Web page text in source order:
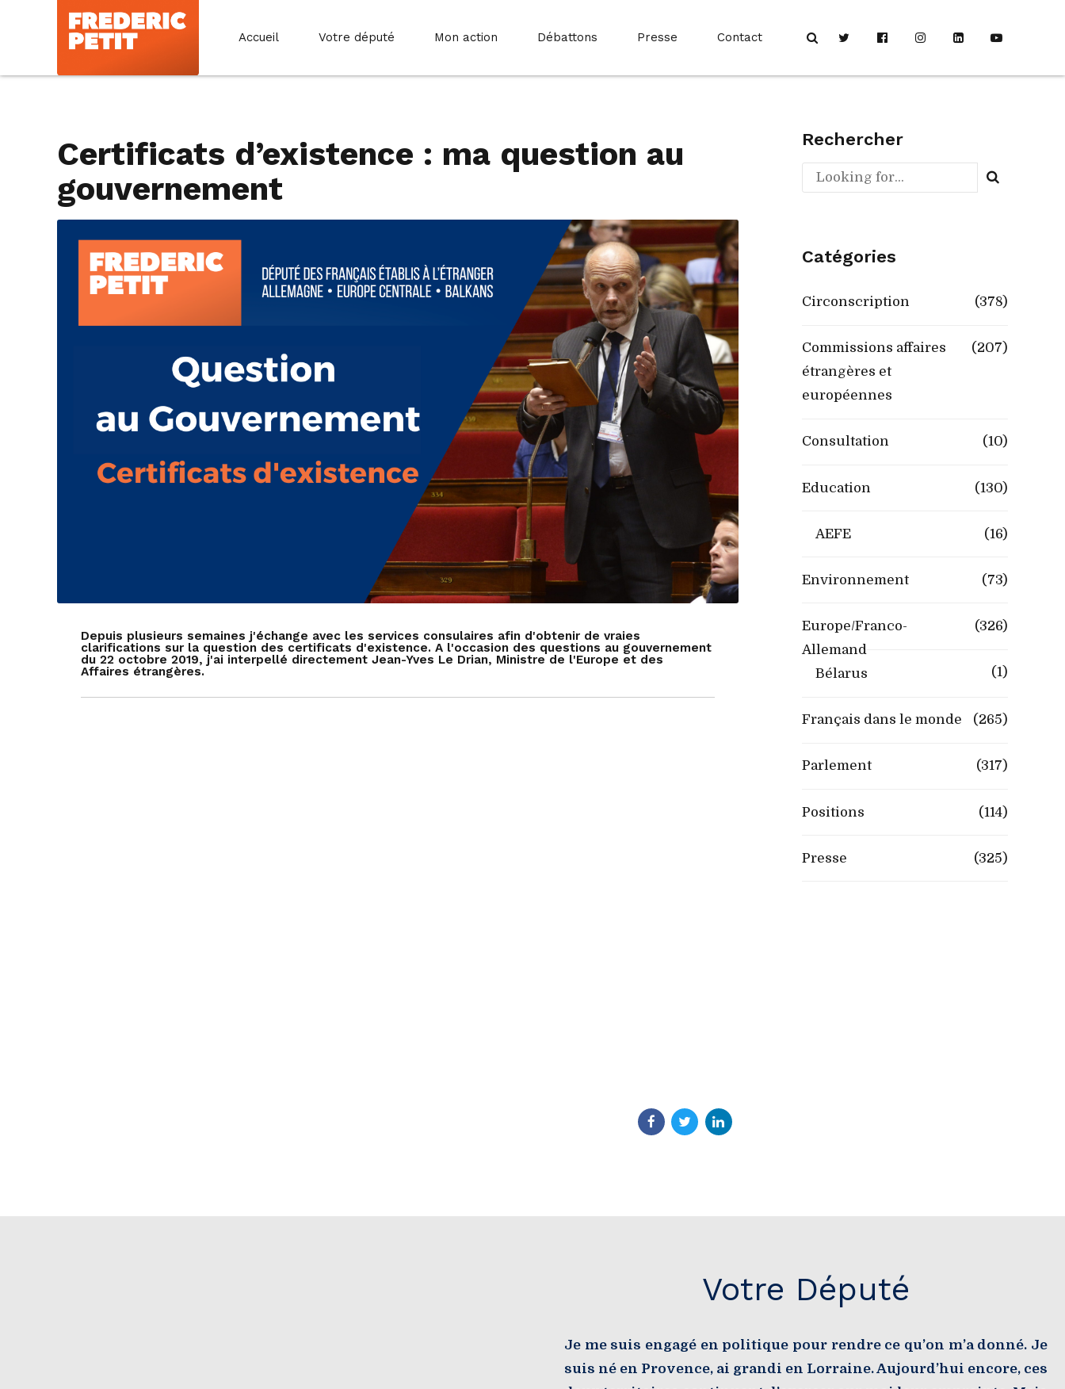
Accueil Votre député Mon action Débattons Presse Contact
Certificats d’existence : ma question au
gouvernement
Depuis plusieurs semaines j'échange avec les services consulaires afin d'obtenir de vraies
clarifications sur la question des certificats d'existence. A l'occasion des questions au gouvernement
du 22 octobre 2019, j'ai interpellé directement Jean-Yves Le Drian, Ministre de l'Europe et des
Affaires étrangères.
Rechercher
Catégories
Circonscription (378)
Commissions affaires
étrangères et
européennes
(207)
Consultation (10)
Education (130)
AEFE (16)
Environnement (73)
Europe/Franco-
Allemand
(326)
Bélarus (1)
Français dans le monde (265)
Parlement (317)
Positions (114)
Presse (325)
Votre Député
Je me suis engagé en politique pour rendre ce qu’on m’a donné. Je
suis né en Provence, ai grandi en Lorraine. Aujourd’hui encore, ces